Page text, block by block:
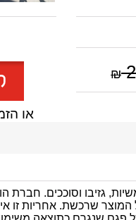
₪
או הזמן
גזיבו וסוככים. חברת
שרכשת. אחריות זו